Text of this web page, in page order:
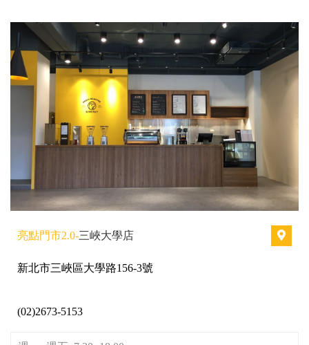
亮點門市2.0-三峽大學店
新北市三峽區大學路156-3號
(02)2673-5153